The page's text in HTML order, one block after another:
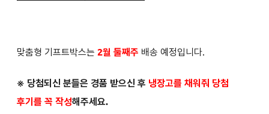
맞춤형 기프트박스는 2월 둘째주 배송 예정입니다.
※ 당첨되신 분들은 경품 받으신 후 냉장고를 채워줘 당첨
후기를 꼭 작성해주세요.